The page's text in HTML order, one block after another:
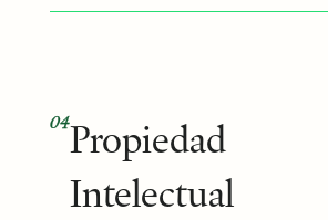
04Propiedad
Intelectual